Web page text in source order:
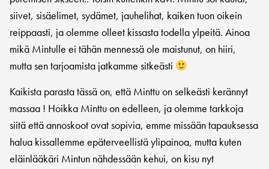
siivet, sisäelimet, sydämet, jauhelihat, kaiken tuon oikein
reippaasti, ja olemme olleet kissasta todella ylpeitä. Ainoa
mikä Mintulle ei tähän mennessä ole maistunut, on hiiri,
mutta sen tarjoamista jatkamme sitkeästi
Kaikista parasta tässä on, että Minttu on selkeästi kerännyt
massaa ! Hoikka Minttu on edelleen, ja olemme tarkkoja
siitä että annoskoot ovat sopivia, emme missään tapauksessa
halua kissallemme epäterveellistä ylipainoa, mutta kuten
eläinlääkäri Mintun nähdessään kehui, on kisu nyt